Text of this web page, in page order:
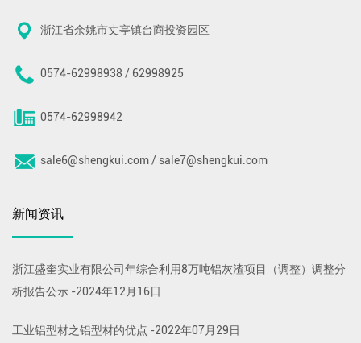
浙江省余姚市丈亭镇台商投资园区
0574-62998938 / 62998925
0574-62998942
sale6@shengkui.com / sale7@shengkui.com
新闻资讯
浙江盛奎实业有限公司年综合利用8万吨铝灰渣项目（调整）调整分
析报告公示 -2024年12月16日
工业铝型材之铝型材的优点 -2022年07月29日